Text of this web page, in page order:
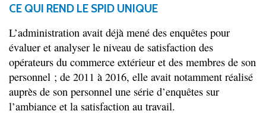
CE QUI REND LE SPID UNIQUE
L’administration avait déjà mené des enquêtes pour
évaluer et analyser le niveau de satisfaction des
opérateurs du commerce extérieur et des membres de son
personnel ; de 2011 à 2016, elle avait notamment réalisé
auprès de son personnel une série d’enquêtes sur
l’ambiance et la satisfaction au travail.